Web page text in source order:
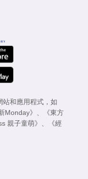
站和應用程式，如
Monday》
《東方
親子童萌》
《經